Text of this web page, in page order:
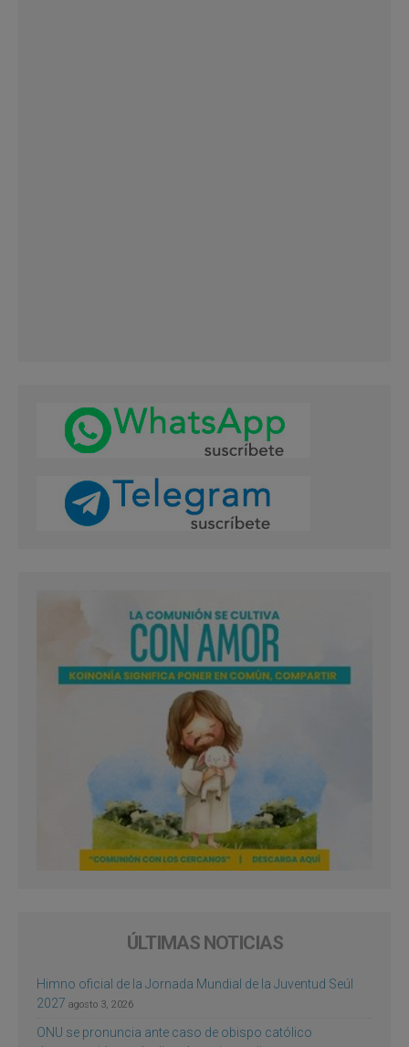
ÚLTIMAS NOTICIAS
Himno oficial de la Jornada Mundial de la Juventud Seúl
2027 agosto 3, 2026
ONU se pronuncia ante caso de obispo católico